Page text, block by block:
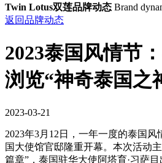
Twin Lotus双莲品牌动态 Brand
返回品牌动态
2023泰国风情节
浏览“神奇泰国之
2023-03-21
2023年3月12日，一年一度的泰国
国大使馆官邸隆重开幕。本次活动
篇章”，泰国驻华大使阿塔育·习萨